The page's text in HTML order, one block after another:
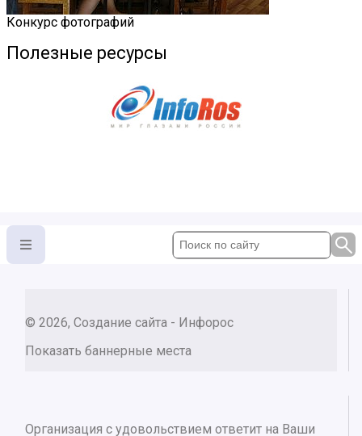
Конкурс фотографий
Полезные ресурсы
© 2026, Создание сайта - Инфорос
Показать баннерные места
Организация с удовольствием ответит на Ваши